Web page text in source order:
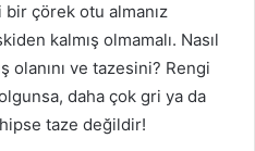
bir çörek otu almanız
kalmış olmamalı. Nasıl
olanını ve tazesini? Rengi
daha çok gri ya da
taze değildir!